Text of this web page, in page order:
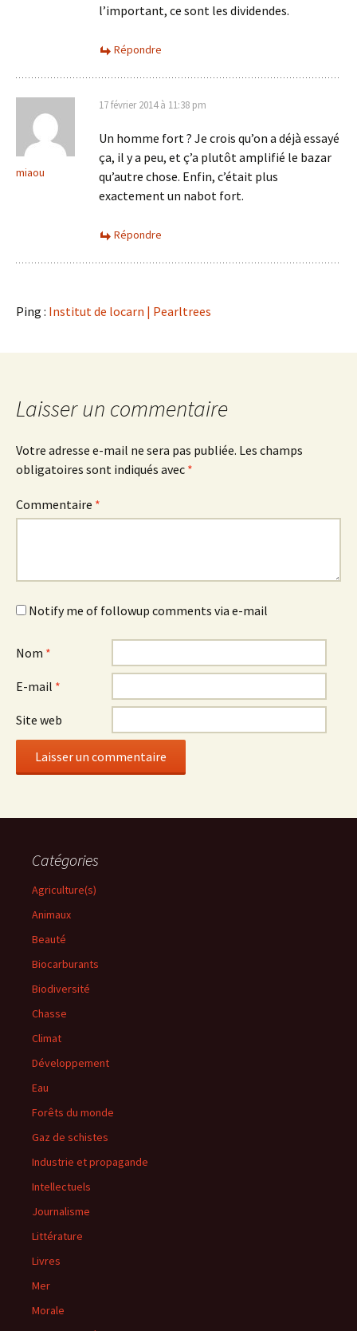
l’important, ce sont les dividendes.
Répondre
miaou
17 février 2014 à 11:38 pm
Un homme fort ? Je crois qu’on a déjà essayé
ça, il y a peu, et ç’a plutôt amplifié le bazar
qu’autre chose. Enfin, c’était plus
exactement un nabot fort.
Répondre
Ping : Institut de locarn | Pearltrees
Laisser un commentaire
Votre adresse e-mail ne sera pas publiée. Les champs
obligatoires sont indiqués avec *
Commentaire *
Notify me of followup comments via e-mail
Nom *
E-mail *
Site web
Catégories
Agriculture(s)
Animaux
Beauté
Biocarburants
Biodiversité
Chasse
Climat
Développement
Eau
Forêts du monde
Gaz de schistes
Industrie et propagande
Intellectuels
Journalisme
Littérature
Livres
Mer
Morale